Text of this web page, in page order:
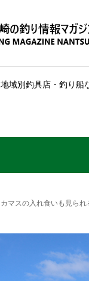
地域別釣具店・釣り船
マスの入れ食いも見ら